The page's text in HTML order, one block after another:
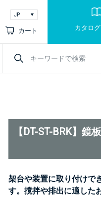
カート カタロ
【DT-ST-BRK】
架台や装置に取り付けで
す。撹拌や排出に適した